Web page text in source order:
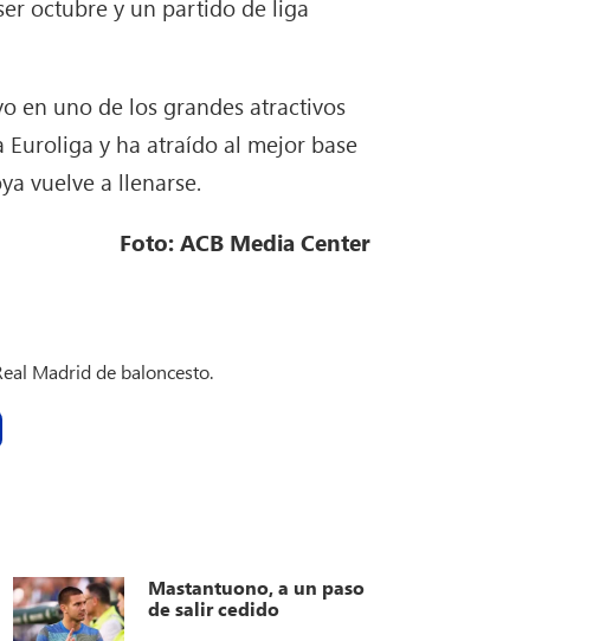
octubre y un partido de liga
en uno de los grandes atractivos
y ha atraído al mejor base
vuelve a llenarse.
Foto: ACB Media Center
Madrid de baloncesto.
Mastantuono, a un paso
de salir cedido